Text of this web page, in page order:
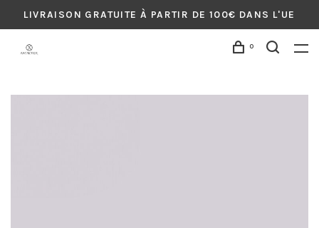
LIVRAISON GRATUITE À PARTIR DE 100€ DANS L'UE
0